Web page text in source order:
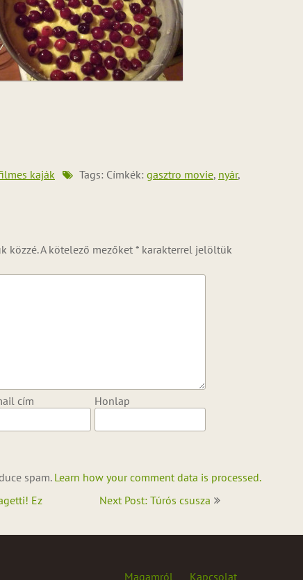
kaják Tags: Címkék: gasztro movie, nyár,
közzé.A kötelező mezőket * karakterrel jelöltük
cím Honlap
spam.Learn how your comment data is processed.
Ez
Next Post: Túrós csusza
Magamról Kapcsolat